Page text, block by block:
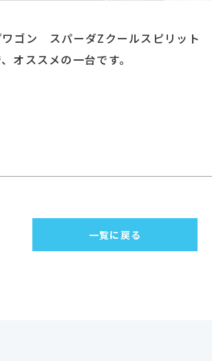
ゴン スパーダZクールスピリット
オススメの一台です。
一覧に戻る